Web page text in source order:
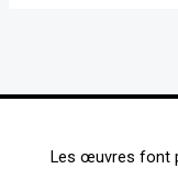
Les œuvres font